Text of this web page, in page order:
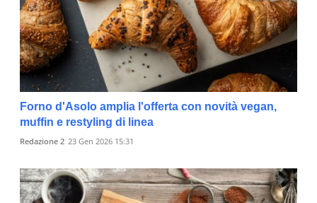
Forno d'Asolo amplia l'offerta con novità vegan,
muffin e restyling di linea
Redazione 2 23 Gen 2026 15:31